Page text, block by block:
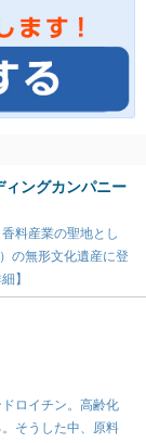
ィングカンパニー
料産業の聖地とし
の無形文化遺産に登
】
ロイチン。高齢化
そうした中、原料